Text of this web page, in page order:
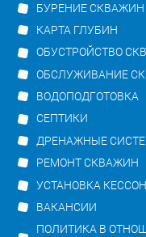
БУРЕНИЕ СКВАЖИН
КАРТА ГЛУБИН
ОБУСТРОЙСТВО
ОБСЛУЖИВАНИЕ
ВОДОПОДГОТОВКА
СЕПТИКИ
ДРЕНАЖНЫЕ
РЕМОНТ СКВАЖИН
УСТАНОВКА
ВАКАНСИИ
ПОЛИТИКА В